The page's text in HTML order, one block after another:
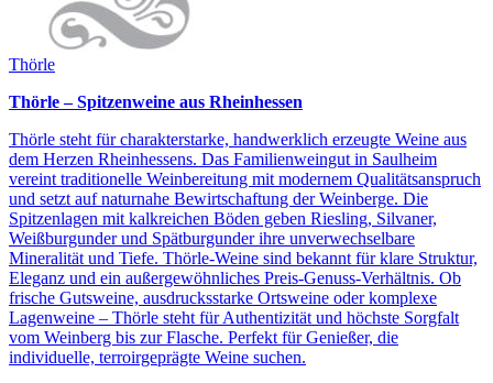
Thörle
Thörle – Spitzenweine aus Rheinhessen
Thörle steht für charakterstarke, handwerklich erzeugte Weine aus
dem Herzen Rheinhessens. Das Familienweingut in Saulheim
vereint traditionelle Weinbereitung mit modernem Qualitätsanspruch
und setzt auf naturnahe Bewirtschaftung der Weinberge. Die
Spitzenlagen mit kalkreichen Böden geben Riesling, Silvaner,
Weißburgunder und Spätburgunder ihre unverwechselbare
Mineralität und Tiefe. Thörle-Weine sind bekannt für klare Struktur,
Eleganz und ein außergewöhnliches Preis‑Genuss‑Verhältnis. Ob
frische Gutsweine, ausdrucksstarke Ortsweine oder komplexe
Lagenweine – Thörle steht für Authentizität und höchste Sorgfalt
vom Weinberg bis zur Flasche. Perfekt für Genießer, die
individuelle, terroirgeprägte Weine suchen.